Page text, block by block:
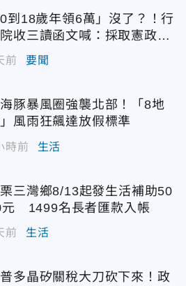
0到18歲年領6萬」沒了？！行
收三讀函文喊：採取憲政作
前 要聞
豚暴風圈強襲北部！「8地
風雨狂飆達放假標準
時前 生活
三灣鄉8/13起發生活補助50
元 1499名長者匯款入帳
前 生活
多晶矽關稅大刀砍下來！政